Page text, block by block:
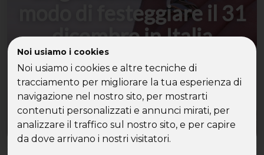
Noi usiamo i cookies
Noi usiamo i cookies e altre tecniche di
tracciamento per migliorare la tua esperienza di
navigazione nel nostro sito, per mostrarti
contenuti personalizzati e annunci mirati, per
analizzare il traffico sul nostro sito, e per capire
da dove arrivano i nostri visitatori.
modo di festeggiare il 31
dicembre in Italia
Da Torino a Roma, passando per Milano, Firenze e
Bologna: i veglioni per single organizzati
diventano una delle formule più richieste per il
Capodanno in Italia